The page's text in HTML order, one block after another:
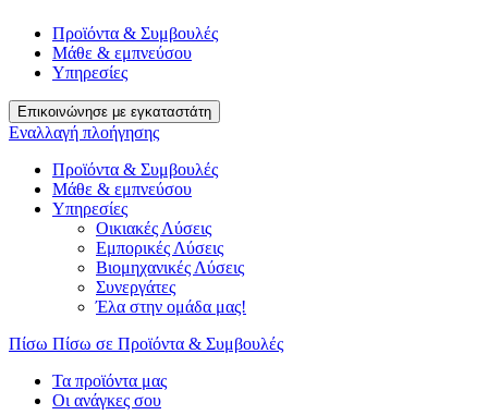
Προϊόντα & Συμβουλές
Μάθε & εμπνεύσου
Υπηρεσίες
Επικοινώνησε με εγκαταστάτη
Εναλλαγή πλοήγησης
Προϊόντα & Συμβουλές
Μάθε & εμπνεύσου
Υπηρεσίες
Οικιακές Λύσεις
Εμπορικές Λύσεις
Βιομηχανικές Λύσεις
Συνεργάτες
Έλα στην ομάδα μας!
Πίσω Πίσω σε Προϊόντα & Συμβουλές
Τα προϊόντα μας
Οι ανάγκες σου